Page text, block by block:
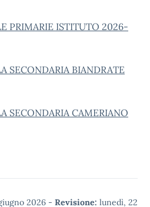
PRIMARIE ISTITUTO 2026-
SECONDARIA BIANDRATE
SECONDARIA CAMERIANO
2026 - Revisione: lunedì, 22